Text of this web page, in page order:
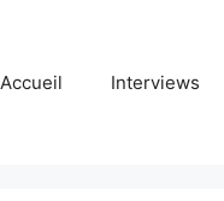
Accueil Interviews